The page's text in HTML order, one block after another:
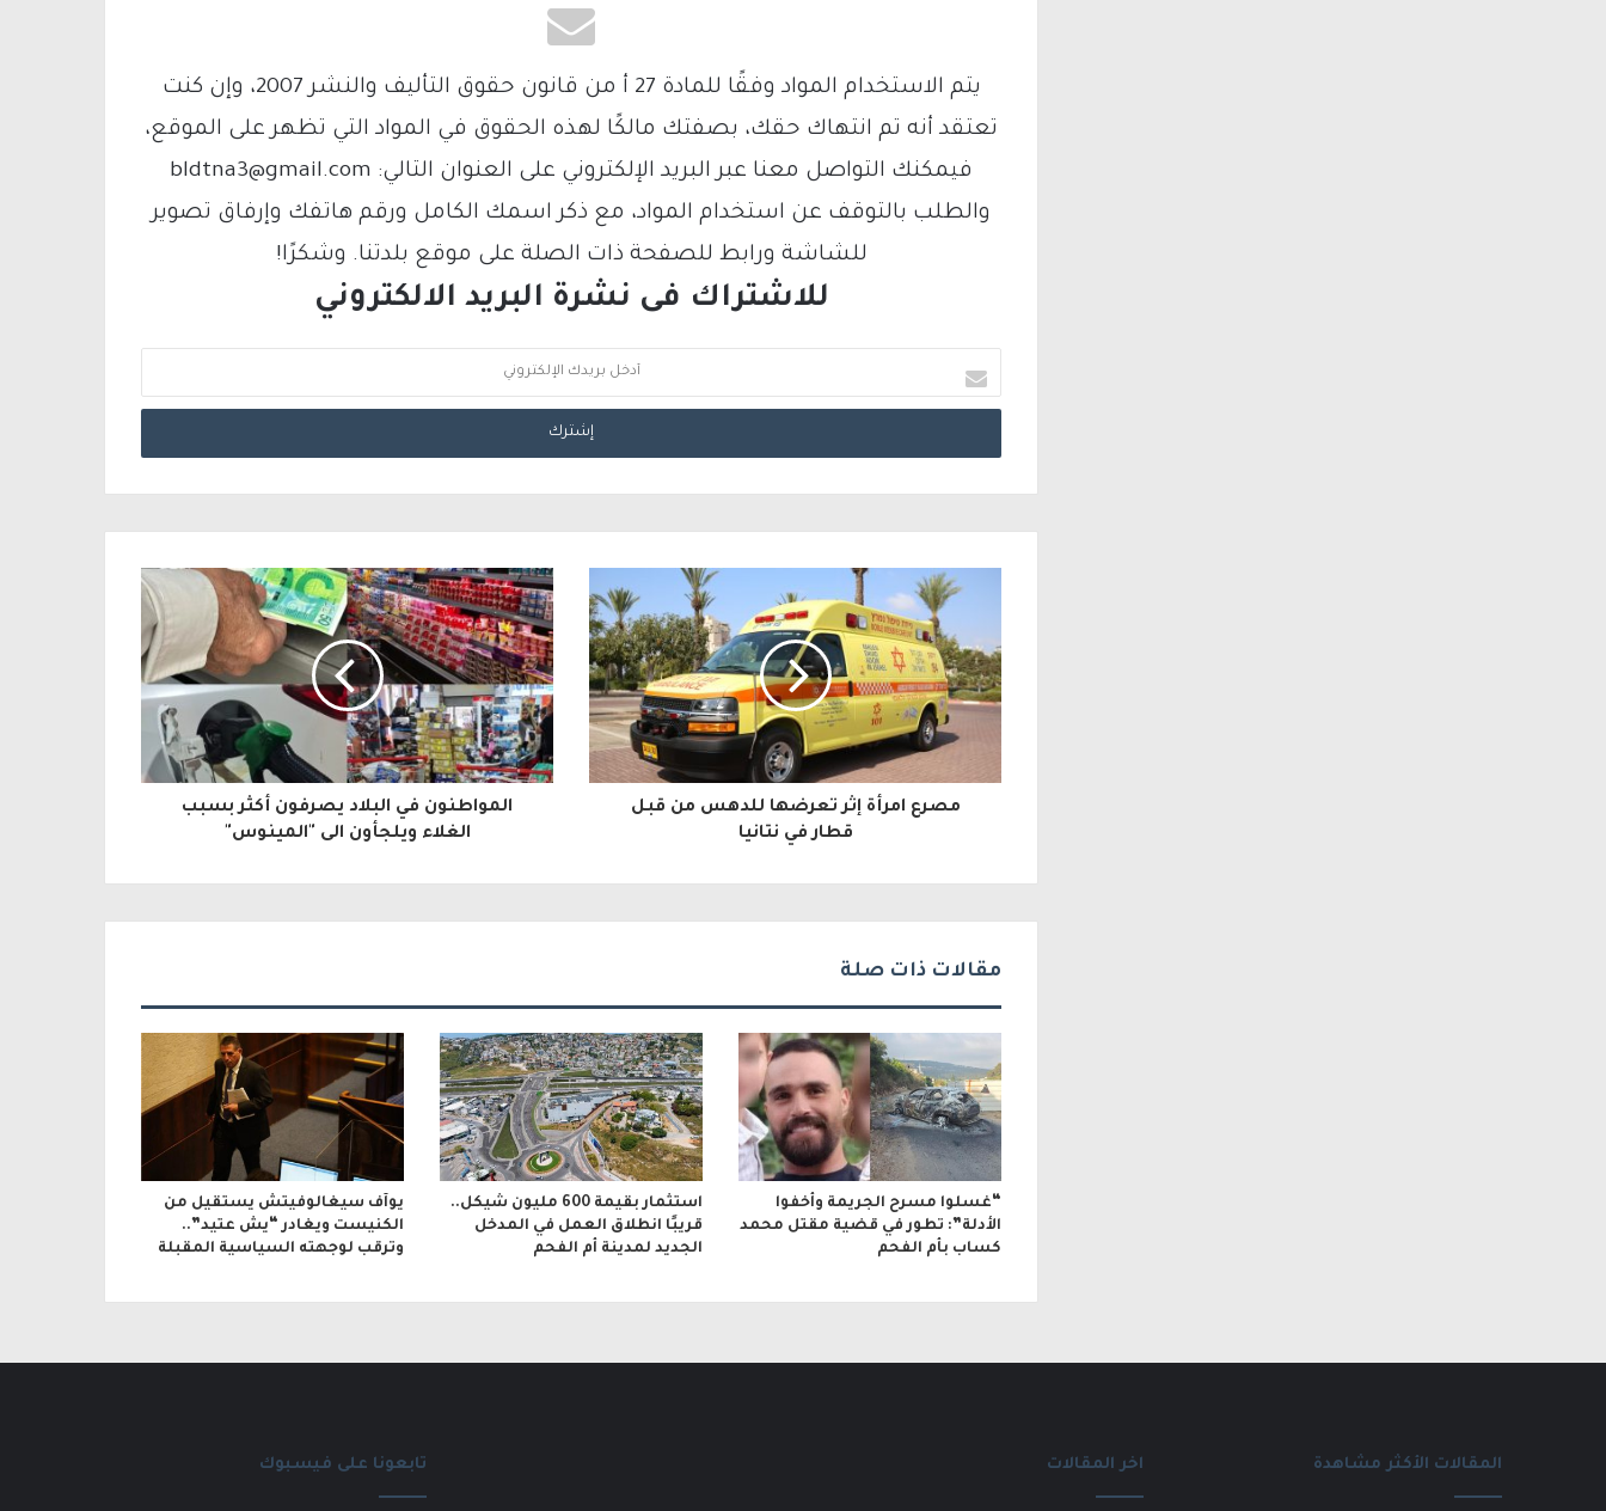
يتم الاستخدام المواد وفقًا للمادة 27 أ من قانون حقوق التأليف والنشر 2007، وإن كنت
تعتقد أنه تم انتهاك حقك، بصفتك مالكًا لهذه الحقوق في المواد التي تظهر على الموقع،
فيمكنك التواصل معنا عبر البريد الإلكتروني على العنوان التالي: bldtna3@gmail.com
والطلب بالتوقف عن استخدام المواد، مع ذكر اسمك الكامل ورقم هاتفك وإرفاق تصوير
للشاشة ورابط للصفحة ذات الصلة على موقع بلدتنا. وشكرًا!
للاشتراك فى نشرة البريد الالكتروني
د
خ
ل
ب
د
ك
ل
و
ن
ي
مصرع امرأة إثر تعرضها للدهس من قبل
قطار في نتانيا
المواطنون في البلاد يصرفون أكثر بسبب
الغلاء ويلجأون الى "المينوس"
مقالات ذات صلة
“غسلوا مسرح الجريمة وأخفوا
الأدلة”: تطور في قضية مقتل محمد
كساب بأم الفحم
استثمار بقيمة 600 مليون شيكل..
قريبًا انطلاق العمل في المدخل
الجديد لمدينة أم الفحم
يوآف سيغالوفيتش يستقيل من
الكنيست ويغادر “يش عتيد”..
وترقب لوجهته السياسية المقبلة
المقالات الأكثر مشاهدة اخر المقالات تابعونا على فيسبوك